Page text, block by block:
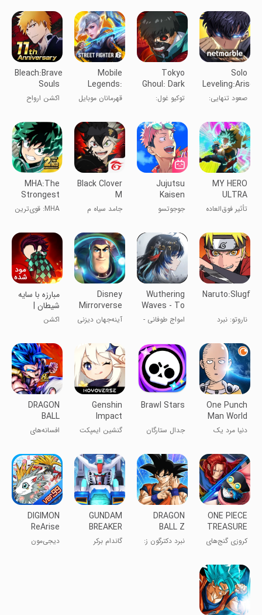
Solo
Leveling:Arise
صعود تنهایی:
Tokyo
Ghoul: Dark
War
توکیو غول:
Mobile
Legends:
Bang Bang
قهرمانان موبایل
Bleach:Brave
Souls
Anime
Games
اکشن ارواح
MY HERO
ULTRA
IMPACT
تأثیر فوق‌العاده
Jujutsu
Kaisen
Phantom
Parade
جوجوتسو
فانتوم
Black Clover
M
جامد سیاه م
MHA:The
Strongest
HeroMHA: قوی‌ترین
ناروتو: نبرد
Wuthering
Waves - To
Xuanfang
امواج طوفانی -
Disney
Mirrorverse
آینه‌جهان دیزنی
مبارزه با سایه
شیطان |
نسخه مود
اکشن
One Punch
Man World
دنیا مرد یک
Brawl Stars
جدال ستارگان
Genshin
Impact
گنشین ایمپکت
DRAGON
BALL
LEGENDS
افسانه‌های
ONE PIECE
TREASURE
CRUISE-RPG
کروزی گنج‌های
RPG
DRAGON
BALL Z
DOKKAN
BATTLE
نبرد دکترگون ز:
GUNDAM
BREAKER
MOBILE
گاندام برکر
DIGIMON
ReArise
دیجی‌مون